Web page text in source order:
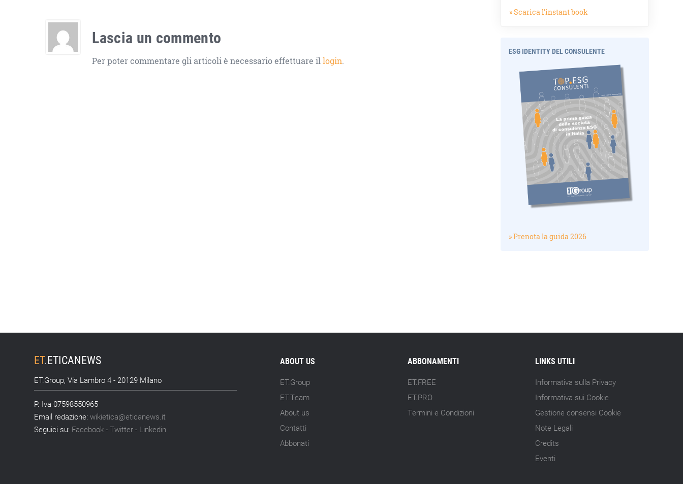
Lascia un commento
Per poter commentare gli articoli è necessario effettuare illogin.
» Scarica l'instant book
ESG IDENTITY DEL CONSULENTE
» Prenota la guida 2026
ET.ETICANEWS
ET.Group, Via Lambro 4 - 20129 Milano
P. Iva 07598550965
Email redazione:wikietica@eticanews.it
Seguici su: Facebook -Twitter - Linkedin
ABOUT US
ET.Group
ET.Team
About us
Contatti
Abbonati
ABBONAMENTI
ET.FREE
ET.PRO
Termini e Condizioni
LINKS UTILI
Informativa sulla Privacy
Informativa sui Cookie
Gestione consensi Cookie
Note Legali
Credits
Eventi